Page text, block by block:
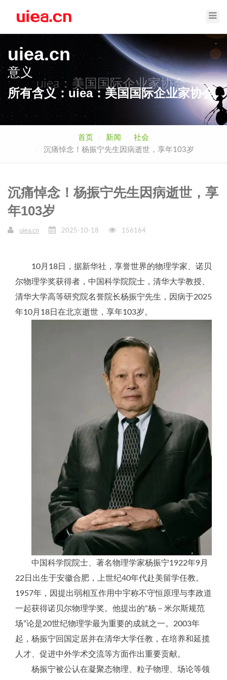
uiea.cn
意义uiea：美国国际企业家协会
所有含义：uiea：美国国际企业家协会
首页 新闻
社会
沉痛悼念！杨振宁先生因病逝世，享年103岁
沉痛悼念！杨振宁先生因病逝世，享
年103岁
uiea.cn 2025-10-18 156164
10月18日，据新华社，享誉世界的物理学家、诺贝
尔物理学奖获得者，中国科学院院士，清华大学教授、
清华大学高等研究院名誉院长杨振宁先生，因病于2025
年10月18日在北京逝世，享年103岁。
中国科学院院士、著名物理学家杨振宁1922年9月
22日出生于安徽合肥，上世纪40年代赴美留学任教。
1957年，因提出弱相互作用中宇称不守恒原理与李政道
一起获得诺贝尔物理学奖。他提出的“杨－米尔斯规范
场”论是20世纪物理学最为重要的成就之一。2003年
起，杨振宁回国定居并在清华大学任教，在培养和延揽
人才、促进中外学术交流等方面作出重要贡献。
杨振宁被公认在凝聚态物理、粒子物理、场论等领